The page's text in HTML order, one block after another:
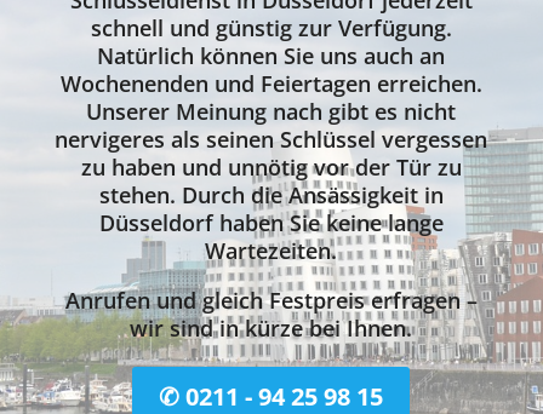
schnell und günstig zur Verfügung.
Natürlich können Sie uns auch an
Wochenenden und Feiertagen erreichen.
Unserer Meinung nach gibt es nicht
nervigeres als seinen Schlüssel vergessen
zu haben und unnötig vor der Tür zu
stehen. Durch die Ansässigkeit in
Düsseldorf haben Sie keine lange
Wartezeiten.
Anrufen und gleich Festpreis erfragen –
wir sind in kürze bei Ihnen.
✆ 0211 - 94 25 98 15